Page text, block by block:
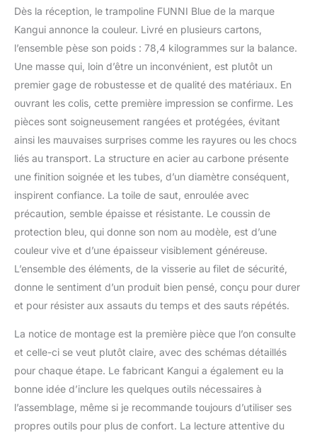
sont un tout. Plus le
trampoline est lourd, plus
il est robuste : l'ensemble
du trampoline (jambes et
pieds inclus) est donc en
1,35mm d'épaisseur. La
totalité de la structure est
chaud pour bien résister
aux intempéries. Une
belle souplesse de saut
pour vos enfants et vous
coniques de 140mm en
acier galvanisé. Une
parfaite sécurité avec un
coussin épais, résistant
et conçu avec une
éviter l'accès aux
ressorts. Un joli look
jardin avec des couleurs
tendance. Ouverture du
filet facile avec une large
saut de conception
Américaine en
polypropylène
Dès la réception, le trampoline FUNNI Blue de la marque
Kangui annonce la couleur. Livré en plusieurs cartons,
l’ensemble pèse son poids : 78,4 kilogrammes sur la balance.
Une masse qui, loin d’être un inconvénient, est plutôt un
premier gage de robustesse et de qualité des matériaux. En
ouvrant les colis, cette première impression se confirme. Les
pièces sont soigneusement rangées et protégées, évitant
ainsi les mauvaises surprises comme les rayures ou les chocs
liés au transport. La structure en acier au carbone présente
une finition soignée et les tubes, d’un diamètre conséquent,
inspirent confiance. La toile de saut, enroulée avec
précaution, semble épaisse et résistante. Le coussin de
protection bleu, qui donne son nom au modèle, est d’une
couleur vive et d’une épaisseur visiblement généreuse.
L’ensemble des éléments, de la visserie au filet de sécurité,
donne le sentiment d’un produit bien pensé, conçu pour durer
et pour résister aux assauts du temps et des sauts répétés.
La notice de montage est la première pièce que l’on consulte
et celle-ci se veut plutôt claire, avec des schémas détaillés
pour chaque étape. Le fabricant Kangui a également eu la
bonne idée d’inclure les quelques outils nécessaires à
l’assemblage, même si je recommande toujours d’utiliser ses
propres outils pour plus de confort. La lecture attentive du